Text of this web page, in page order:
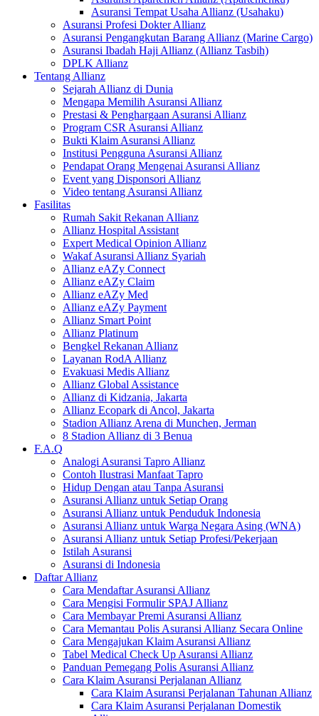
Asuransi Tempat Usaha Allianz (Usahaku)
Asuransi Profesi Dokter Allianz
Asuransi Pengangkutan Barang Allianz (Marine Cargo)
Asuransi Ibadah Haji Allianz (Allianz Tasbih)
DPLK Allianz
Tentang Allianz
Sejarah Allianz di Dunia
Mengapa Memilih Asuransi Allianz
Prestasi & Penghargaan Asuransi Allianz
Program CSR Asuransi Allianz
Bukti Klaim Asuransi Allianz
Institusi Pengguna Asuransi Allianz
Pendapat Orang Mengenai Asuransi Allianz
Event yang Disponsori Allianz
Video tentang Asuransi Allianz
Fasilitas
Rumah Sakit Rekanan Allianz
Allianz Hospital Assistant
Expert Medical Opinion Allianz
Wakaf Asuransi Allianz Syariah
Allianz eAZy Connect
Allianz eAZy Claim
Allianz eAZy Med
Allianz eAZy Payment
Allianz Smart Point
Allianz Platinum
Bengkel Rekanan Allianz
Layanan RodA Allianz
Evakuasi Medis Allianz
Allianz Global Assistance
Allianz di Kidzania, Jakarta
Allianz Ecopark di Ancol, Jakarta
Stadion Allianz Arena di Munchen, Jerman
8 Stadion Allianz di 3 Benua
F.A.Q
Analogi Asuransi Tapro Allianz
Contoh Ilustrasi Manfaat Tapro
Hidup Dengan atau Tanpa Asuransi
Asuransi Allianz untuk Setiap Orang
Asuransi Allianz untuk Penduduk Indonesia
Asuransi Allianz untuk Warga Negara Asing (WNA)
Asuransi Allianz untuk Setiap Profesi/Pekerjaan
Istilah Asuransi
Asuransi di Indonesia
Daftar Allianz
Cara Mendaftar Asuransi Allianz
Cara Mengisi Formulir SPAJ Allianz
Cara Membayar Premi Asuransi Allianz
Cara Memantau Polis Asuransi Allianz Secara Online
Cara Mengajukan Klaim Asuransi Allianz
Tabel Medical Check Up Asuransi Allianz
Panduan Pemegang Polis Asuransi Allianz
Cara Klaim Asuransi Perjalanan Allianz
Cara Klaim Asuransi Perjalanan Tahunan Allianz
Cara Klaim Asuransi Perjalanan Domestik